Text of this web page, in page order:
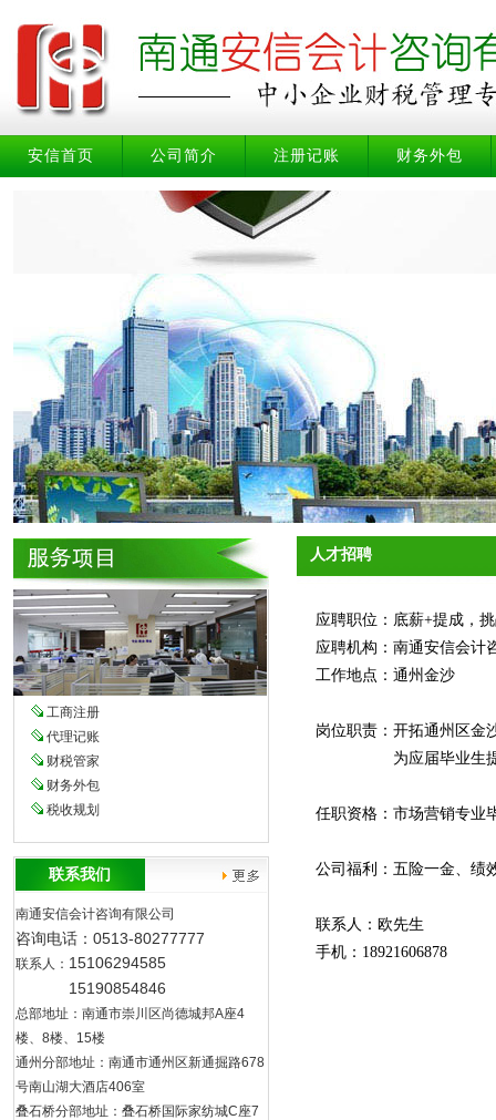
安信首页
安信首页
公司简介 注册记账 财务外包
工商注册
代理记账
财税管家
财务外包
税收规划
联系我们
南通安信会计咨询有限公司
咨询电话：0513-80277777
联系人： 15106294585
15190854846
总部地址：南通市崇川区尚德城邦A座4
楼、8楼、15楼
通州分部地址：南通市通州区新通掘路678
号南山湖大酒店406室
叠石桥分部地址：叠石桥国际家纺城C座7
人才招聘
应聘职位：底薪+提成，
应聘机构：南通安信会计
工作地点：通州金沙
岗位职责：开拓通州区金
为应届毕业生提供
任职资格：市场营销专业
公司福利：五险一金、绩
联系人：欧先生
手机：18921606878